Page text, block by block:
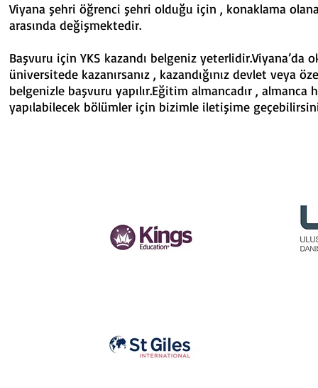
Viyana şehri öğrenci şehri olduğu için , konaklama
arasında değişmektedir.
Başvuru için YKS kazandı belgeniz
üniversitede kazanırsanız , kazandığınız devlet veya
belgenizle başvuru yapılır.Eğitim almancadır ,
yapılabilecek bölümler için bizimle iletişime